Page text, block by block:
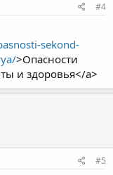
#4
sekond-
>Опасности
и здоровья</a>
#5